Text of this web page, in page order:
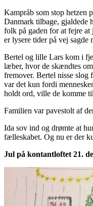
Kampråb som stop hetzen
Danmark tilbage, gjaldede
folk på gaden for at fejre
er lysere tider på vej sagde
Bertel og lille Lars kom i
læber, hvor de skændtes
fremover. Bertel nisse slog
var det kun fordi
holdt ord, ville de komme
Familien var pavestolt af
Ida sov ind og drømte at
fælleskabet. Og nu er der
Jul på kontantloftet 21.